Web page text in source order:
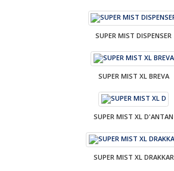
SUPER MIST DISPENSER
SUPER MIST XL BREVA
SUPER MIST XL D'ANTAN
SUPER MIST XL DRAKKAR